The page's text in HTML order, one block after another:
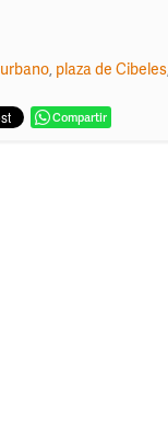
plaza de Cibeles
Compartir